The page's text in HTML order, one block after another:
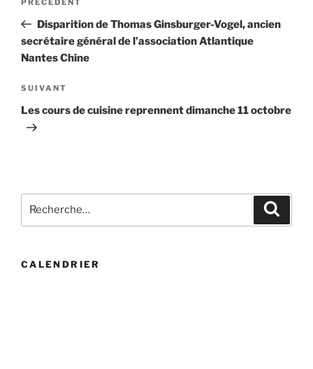
l’article
Article
précédent
Disparition de Thomas Ginsburger-Vogel, ancien
secrétaire général de l’association Atlantique
Nantes Chine
Article
suivant
SUIVANT
Les cours de cuisine reprennent dimanche 11 octobre
pour
CALENDRIER